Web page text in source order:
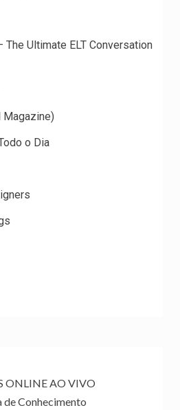
The Ultimate ELT Conversation
Magazine)
o Dia
ONLINE AO VIVO
Conhecimento